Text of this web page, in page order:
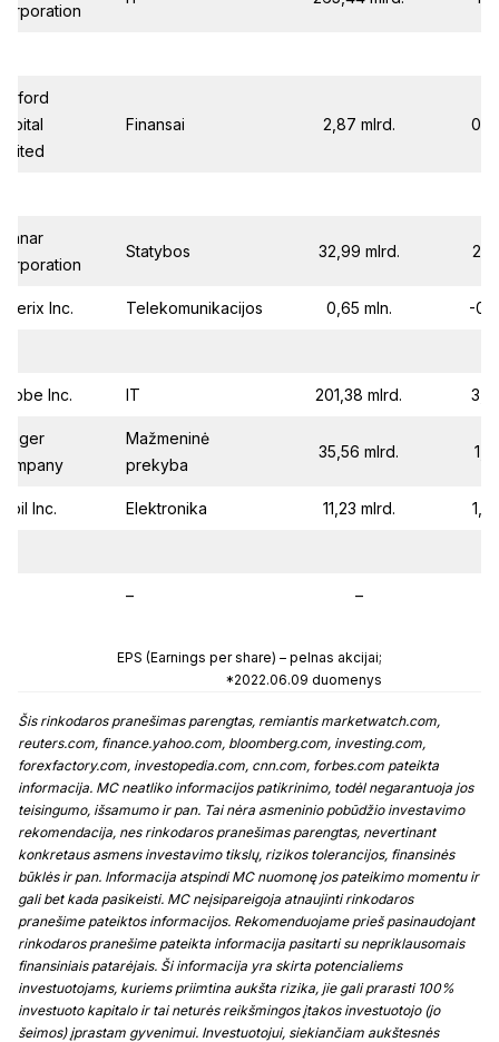
Finansai 2,87 mlrd.
Statybos 32,99 mlrd.
Inc. Telekomunikacijos 0,65 mln. -
Inc. IT 201,38 mlrd.
Mažmeninė
prekyba
35,56 mlrd. 1,41
Inc. Elektronika 11,23 mlrd.
– –
EPS (Earnings per share) – pelnas akcijai;
*2022.06.09 duomenys
Šis rinkodaros pranešimas parengtas, remiantis marketwatch.com,
reuters.com, finance.yahoo.com, bloomberg.com, investing.com,
forexfactory.com, investopedia.com, cnn.com, forbes.com pateikta
informacija. MC neatliko informacijos patikrinimo, todėl negarantuoja jos
teisingumo, išsamumo ir pan. Tai nėra asmeninio pobūdžio investavimo
rekomendacija, nes rinkodaros pranešimas parengtas, nevertinant
konkretaus asmens investavimo tikslų, rizikos tolerancijos, finansinės
būklės ir pan. Informacija atspindi MC nuomonę jos pateikimo momentu ir
gali bet kada pasikeisti. MC neįsipareigoja atnaujinti rinkodaros
pranešime pateiktos informacijos. Rekomenduojame prieš pasinaudojant
rinkodaros pranešime pateikta informacija pasitarti su nepriklausomais
finansiniais patarėjais. Ši informacija yra skirta potencialiems
investuotojams, kuriems priimtina aukšta rizika, jie gali prarasti 100%
investuoto kapitalo ir tai neturės reikšmingos įtakos investuotojo (jo
šeimos) įprastam gyvenimui. Investuotojui, siekiančiam aukštesnės